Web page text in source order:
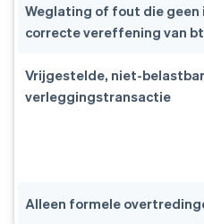
Weglating of fout die geen
correcte vereffening van
Vrijgestelde, niet-
verleggingstransactie
Alleen formele